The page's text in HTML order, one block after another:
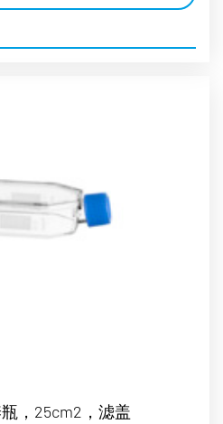
，25cm2，滤盖